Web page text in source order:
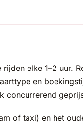
elke 1–2 uur.
en
concurrerend
of taxi) en het